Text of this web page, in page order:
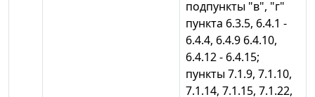
подпункты "в", "г"
пункта 6.3.5, 6.4.1 -
6.4.4, 6.4.9 6.4.10,
6.4.12 - 6.4.15;
пункты 7.1.9, 7.1.10,
7.1.14, 7.1.15, 7.1.22,